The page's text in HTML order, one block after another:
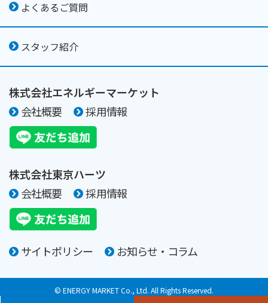
よくあるご質問
スタッフ紹介
株式会社エネルギーマーケット
会社概要
採用情報
株式会社東京ハーツ
会社概要
採用情報
サイトポリシー お知らせ・コラム
© ENERGY MARKET Co., Ltd. All Rights Reserved.